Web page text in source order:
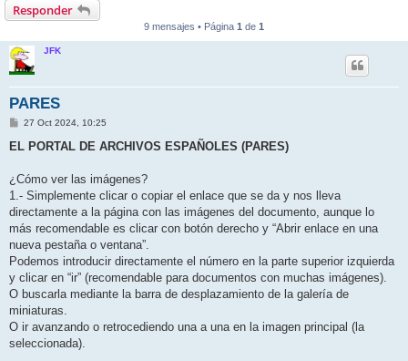
Responder
9 mensajes • Página 1 de 1
JFK
PARES
M
n
j
27 Oct 2024, 10:25
EL PORTAL DE ARCHIVOS ESPAÑOLES (PARES)
¿Cómo ver las imágenes?
1.- Simplemente clicar o copiar el enlace que se da y nos lleva
directamente a la página con las imágenes del documento, aunque lo
más recomendable es clicar con botón derecho y “Abrir enlace en una
nueva pestaña o ventana”.
Podemos introducir directamente el número en la parte superior izquierda
y clicar en “ir” (recomendable para documentos con muchas imágenes).
O buscarla mediante la barra de desplazamiento de la galería de
miniaturas.
O ir avanzando o retrocediendo una a una en la imagen principal (la
seleccionada).